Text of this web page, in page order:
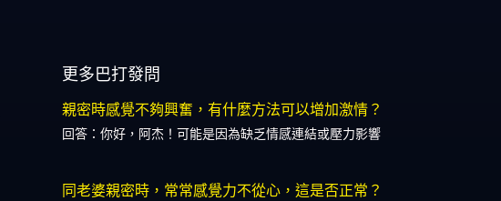
更多巴打發問
親密時感覺不夠興奮，有什麼方法可以增加激情？
回答：你好，阿杰！可能是因為缺乏情感連結或壓力影響
同老婆親密時，常常感覺力不從心，這是否正常？